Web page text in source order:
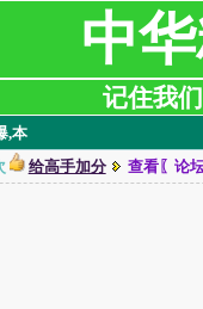
中
记住我
,本
给高手加分 查看〖论